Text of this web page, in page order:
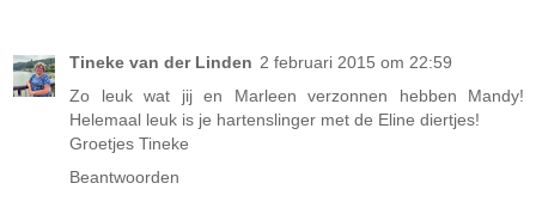
Tineke van der Linden 2 februari 2015 om 22:59
Zo leuk wat jij en Marleen verzonnen hebben Mandy!
Helemaal leuk is je hartenslinger met de Eline diertjes!
Groetjes Tineke
Beantwoorden